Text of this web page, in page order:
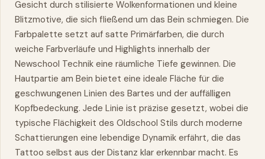
Gesicht durch stilisierte Wolkenformationen und kleine
Blitzmotive, die sich fließend um das Bein schmiegen. Die
Farbpalette setzt auf satte Primärfarben, die durch
weiche Farbverläufe und Highlights innerhalb der
Newschool Technik eine räumliche Tiefe gewinnen. Die
Hautpartie am Bein bietet eine ideale Fläche für die
geschwungenen Linien des Bartes und der auffälligen
Kopfbedeckung. Jede Linie ist präzise gesetzt, wobei die
typische Flächigkeit des Oldschool Stils durch moderne
Schattierungen eine lebendige Dynamik erfährt, die das
Tattoo selbst aus der Distanz klar erkennbar macht. Es